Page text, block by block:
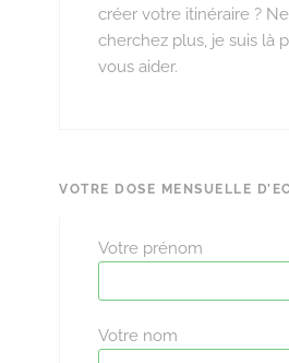
créer votre itinéraire ? Ne
cherchez plus, je suis là
vous aider.
VOTRE DOSE MENSUELLE
Votre prénom
Votre nom